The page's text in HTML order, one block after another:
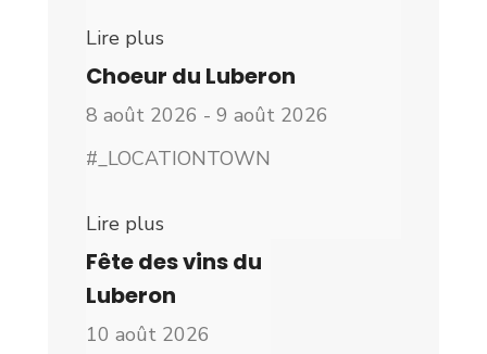
Lire plus
Choeur du Luberon
8 août 2026 - 9 août 2026
#_LOCATIONTOWN
Lire plus
Fête des vins du
Luberon
10 août 2026